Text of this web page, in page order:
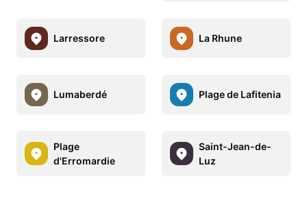
Larressore La Rhune
Lumaberdé Plage de Lafitenia
Plage
d'Erromardie
Saint-Jean-de-
Luz